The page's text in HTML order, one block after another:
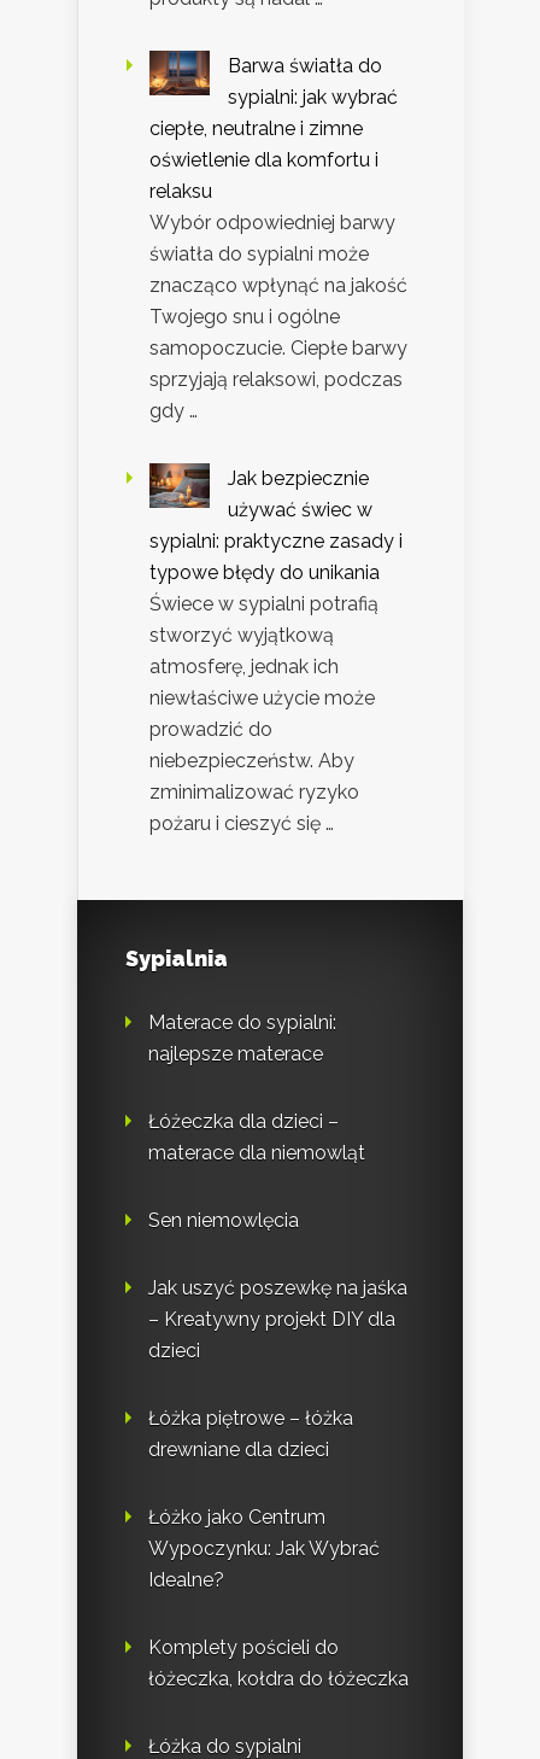
Barwa światła do
sypialni: jak wybrać
ciepłe, neutralne i zimne
oświetlenie dla komfortu i
relaksu
Wybór odpowiedniej barwy
światła do sypialni może
znacząco wpłynąć na jakość
Twojego snu i ogólne
samopoczucie. Ciepłe barwy
sprzyjają relaksowi, podczas
gdy …
Jak bezpiecznie
używać świec w
sypialni: praktyczne zasady i
typowe błędy do unikania
Świece w sypialni potrafią
stworzyć wyjątkową
atmosferę, jednak ich
niewłaściwe użycie może
prowadzić do
niebezpieczeństw. Aby
zminimalizować ryzyko
pożaru i cieszyć się …
Sypialnia
Materace do sypialni:
najlepsze materace
Łóżeczka dla dzieci –
materace dla niemowląt
Sen niemowlęcia
Jak uszyć poszewkę na jaśka
– Kreatywny projekt DIY dla
dzieci
Łóżka piętrowe – łóżka
drewniane dla dzieci
Łóżko jako Centrum
Wypoczynku: Jak Wybrać
Idealne?
Komplety pościeli do
łóżeczka, kołdra do łóżeczka
Łóżka do sypialni